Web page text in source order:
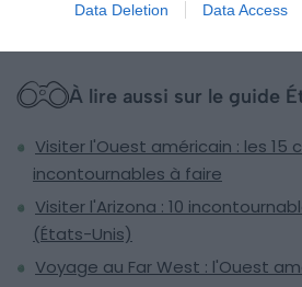
Data Deletion Data Access
À lire aussi sur le guide
Visiter l'Ouest américain : les 15
incontournables à faire
Visiter l'Arizona : 10
(États-Unis)
Voyage au Far West : l'Ouest